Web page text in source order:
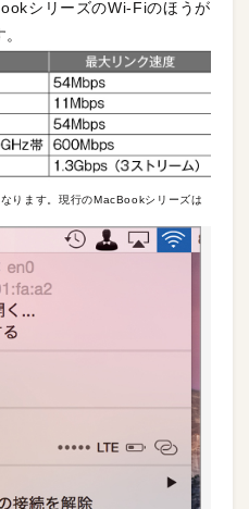
シリーズのWi-Fiのほうが
ります。現行のMacBookシリーズは